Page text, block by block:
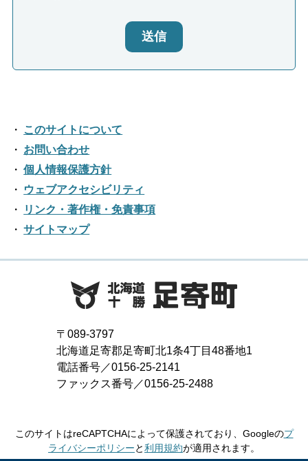
送信
このサイトについて
お問い合わせ
個人情報保護方針
ウェブアクセシビリティ
リンク・著作権・免責事項
サイトマップ
〒089-3797
北海道足寄郡足寄町北1条4丁目48番地1
電話番号／0156-25-2141
ファックス番号／0156-25-2488
このサイトはreCAPTCHAによって保護されており、Googleのプ
ライバシーポリシーと利用規約が適用されます。